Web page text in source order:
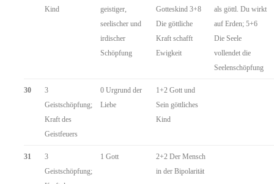
Kind
geistiger,
seelischer und
irdischer
Schöpfung
Gotteskind 3+8
Die göttliche
Kraft schafft
Ewigkeit
als göttl. Du wirkt
auf Erden; 5+6
Die Seele
vollendet die
Seelenschöpfung
30
3
Geistschöpfung;
Kraft des
Geistfeuers
0 Urgrund der
Liebe
1+2 Gott und
Sein göttliches
Kind
31
3
Geistschöpfung;
1 Gott
2+2 Der Mensch
in der Bipolarität